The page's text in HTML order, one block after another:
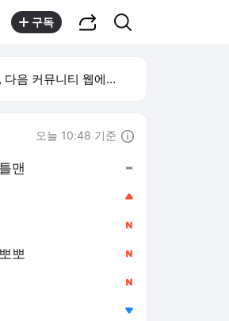
구독
커뮤니티 웹에서 보기
오늘 10:48 기준
맨
뽀